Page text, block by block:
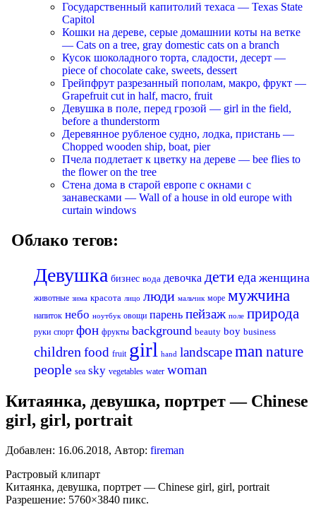
Государственный капитолий техаса — Texas State
Capitol
Кошки на дереве, серые домашнии коты на ветке
— Cats on a tree, gray domestic cats on a branch
Кусок шоколадного торта, сладости, десерт —
piece of chocolate cake, sweets, dessert
Грейпфрут разрезанный пополам, макро, фрукт —
Grapefruit cut in half, macro, fruit
Девушка в поле, перед грозой — girl in the field,
before a thunderstorm
Деревянное рубленое судно, лодка, пристань —
Chopped wooden ship, boat, pier
Пчела подлетает к цветку на дереве — bee flies to
the flower on the tree
Стена дома в старой европе с окнами с
занавесками — Wall of a house in old europe with
curtain windows
Облако тегов:
Девушка бизнес вода девочка детиеда женщина
животные зима красота лицо люди мальчик море мужчина
напиток небо ноутбук овощи парень пейзаж поле природа
руки спорт фон фрукты background beauty boy business
childrenfood fruit girl hand landscapeman nature
people sea sky vegetables water woman
Китаянка, девушка, портрет — Chinese
girl, girl, portrait
Добавлен: 16.06.2018, Автор: fireman
Растровый клипарт
Китаянка, девушка, портрет — Chinese girl, girl, portrait
Разрешение: 5760×3840 пикс.